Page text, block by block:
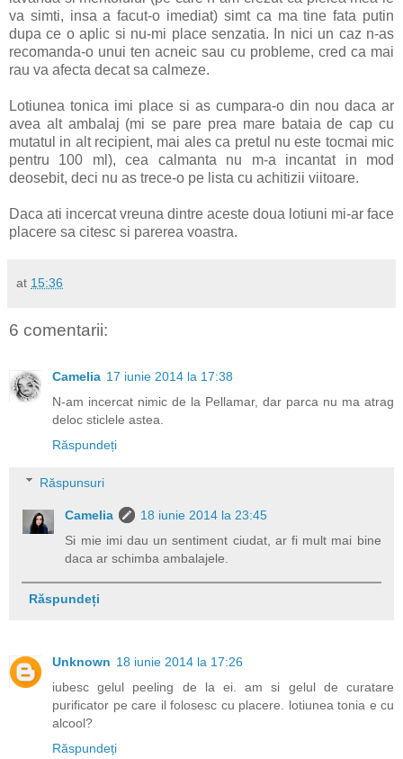
va simti, insa a facut-o imediat) simt ca ma tine fata putin
dupa ce o aplic si nu-mi place senzatia. In nici un caz n-as
recomanda-o unui ten acneic sau cu probleme, cred ca mai
rau va afecta decat sa calmeze.
Lotiunea tonica imi place si as cumpara-o din nou daca ar
avea alt ambalaj (mi se pare prea mare bataia de cap cu
mutatul in alt recipient, mai ales ca pretul nu este tocmai mic
pentru 100 ml), cea calmanta nu m-a incantat in mod
deosebit, deci nu as trece-o pe lista cu achitizii viitoare.
Daca ati incercat vreuna dintre aceste doua lotiuni mi-ar face
placere sa citesc si parerea voastra.
at 15:36
6 comentarii:
Camelia 17 iunie 2014 la 17:38
N-am incercat nimic de la Pellamar, dar parca nu ma atrag
deloc sticlele astea.
Răspundeți
Răspunsuri
Camelia
18 iunie 2014 la 23:45
Si mie imi dau un sentiment ciudat, ar fi mult mai bine
daca ar schimba ambalajele.
Răspundeți
Unknown 18 iunie 2014 la 17:26
iubesc gelul peeling de la ei. am si gelul de curatare
purificator pe care il folosesc cu placere. lotiunea tonia e cu
alcool?
Răspundeți